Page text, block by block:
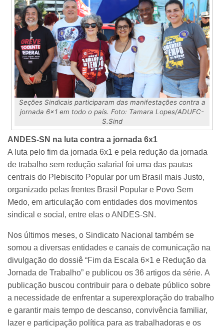
Seções Sindicais participaram das manifestações contra a
jornada 6x1 em todo o país. Foto: Tamara Lopes/ADUFC-
S.Sind
ANDES-SN na luta contra a jornada 6x1
A luta pelo fim da jornada 6x1 e pela redução da jornada
de trabalho sem redução salarial foi uma das pautas
centrais do Plebiscito Popular por um Brasil mais Justo,
organizado pelas frentes Brasil Popular e Povo Sem
Medo, em articulação com entidades dos movimentos
sindical e social, entre elas o ANDES-SN.
Nos últimos meses, o Sindicato Nacional também se
somou a diversas entidades e canais de comunicação na
divulgação do dossiê “Fim da Escala 6×1 e Redução da
Jornada de Trabalho” e publicou os 36 artigos da série. A
publicação buscou contribuir para o debate público sobre
a necessidade de enfrentar a superexploração do trabalho
e garantir mais tempo de descanso, convivência familiar,
lazer e participação política para as trabalhadoras e os